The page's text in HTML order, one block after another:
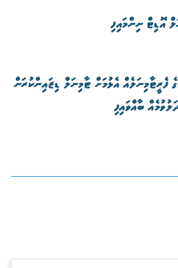
އޮޑިޓް ނިންމައިފި
ފެރީޓާމިނަލެއް އެޅުމަށް ޓާމިނަލް ޑިޒައިންކުރަން
ބާއްވައިފި